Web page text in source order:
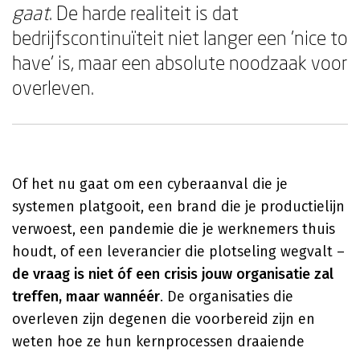
gaat. De harde realiteit is dat
bedrijfscontinuïteit niet langer een 'nice to
have' is, maar een absolute noodzaak voor
overleven.
Of het nu gaat om een cyberaanval die je
systemen platgooit, een brand die je productielijn
verwoest, een pandemie die je werknemers thuis
houdt, of een leverancier die plotseling wegvalt –
de vraag is niet óf een crisis jouw organisatie zal
treffen, maar wannéér. De organisaties die
overleven zijn degenen die voorbereid zijn en
weten hoe ze hun kernprocessen draaiende